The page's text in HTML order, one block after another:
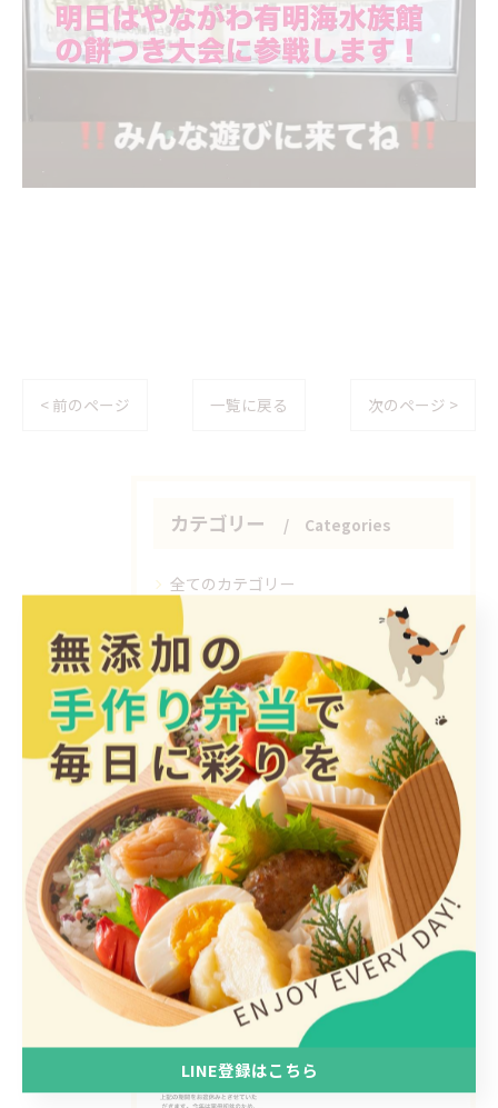
< 前のページ 一覧に戻る 次のページ >
カテゴリー Categories
全てのカテゴリー
日替わり
惣菜
手作り
ヘルシー
1人
最近の投稿 Recent Posts
2026/08/10
LINE登録はこちら